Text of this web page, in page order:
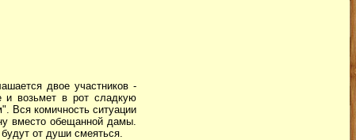
двое участников -
и возьмет в рот сладкую
Вся комичность ситуации
вместо обещанной дамы.
от души смеяться.